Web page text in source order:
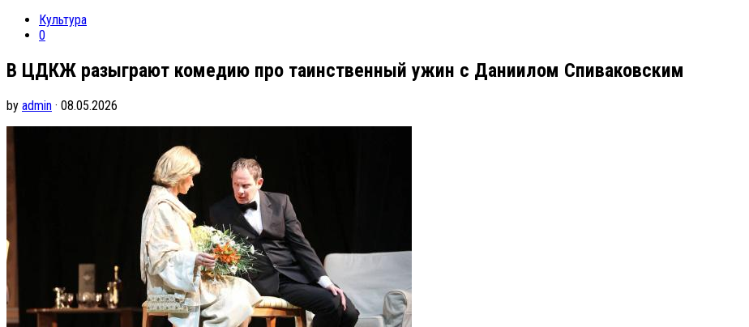
Культура
0
В ЦДКЖ разыграют комедию про таинственный ужин с Даниилом Спиваковским
by admin · 08.05.2026